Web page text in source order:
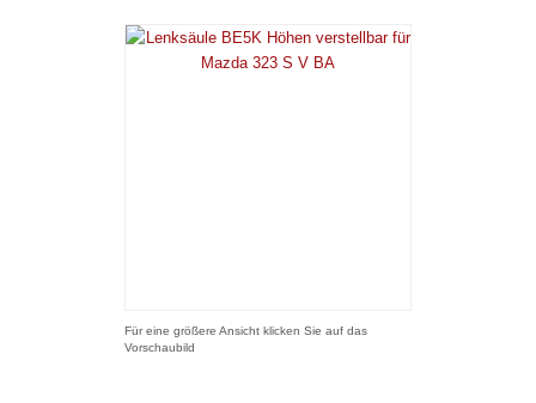
Für eine größere Ansicht klicken Sie auf das
Vorschaubild